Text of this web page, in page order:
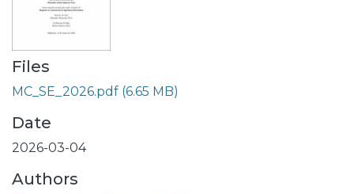
Files
MC_SE_2026.pdf (6.65 MB)
Date
2026-03-04
Authors